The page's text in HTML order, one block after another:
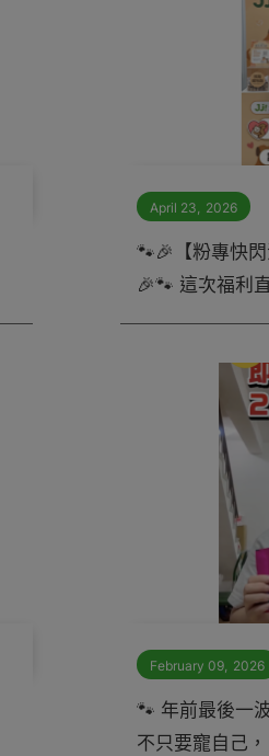
April 23, 2026
🐾🎉【粉專快閃
🎉🐾 這次福利
管你家是 🐶 狗
February 09, 2026
🐾 年前最後一
不只要寵自己